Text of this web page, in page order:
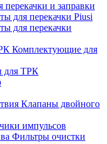
и заправки
для перекачки Piusi
для перекачки
Комплектующие для
для ТРК
Клапаны двойного
импульсов
Фильтры очистки